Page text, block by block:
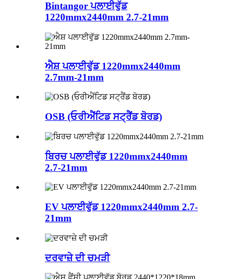
Bintangor ਪਲਾਈਵੁੱਡ
1220mmx2440mm 2.7-21mm
ਐਸ਼ ਪਲਾਈਵੁੱਡ 1220mmx2440mm
2.7mm-21mm
OSB (ਓਰੀਐਂਟਿਡ ਸਟ੍ਰੈਂਡ ਬੋਰਡ)
ਬਿਰਚ ਪਲਾਈਵੁੱਡ 1220mmx2440mm
2.7-21mm
EV ਪਲਾਈਵੁੱਡ 1220mmx2440mm 2.7-
21mm
ਦਰਵਾਜ਼ੇ ਦੀ ਚਮੜੀ